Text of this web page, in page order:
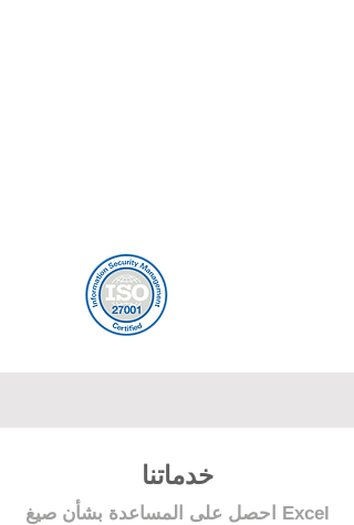
خدماتنا
احصل على المساعدة بشأن صيغ Excel